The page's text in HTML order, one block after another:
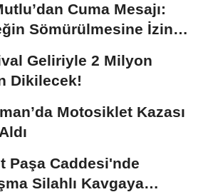
Cuma Mesajı:
Sömürülmesine İzin
Geliriyle 2 Milyon
Dikilecek!
Motosiklet Kazası
Paşa Caddesi'nde
Silahlı Kavgaya